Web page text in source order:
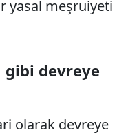
yasal meşruiyeti
gibi devreye
olarak devreye